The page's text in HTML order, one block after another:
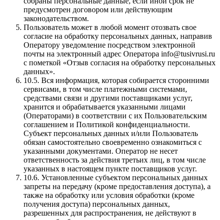
предусмотрен договором или действующим
законодательством.
Пользователь может в любой момент отозвать свое
согласие на обработку персональных данных, направив
Оператору уведомление посредством электронной
почты на электронный адрес Оператора info@tusivrusi.ru
с пометкой «Отзыв согласия на обработку персональных
данных».
10.5. Вся информация, которая собирается сторонними
сервисами, в том числе платежными системами,
средствами связи и другими поставщиками услуг,
хранится и обрабатывается указанными лицами
(Операторами) в соответствии с их Пользовательским
соглашением и Политикой конфиденциальности.
Субъект персональных данных и/или Пользователь
обязан самостоятельно своевременно ознакомиться с
указанными документами. Оператор не несет
ответственность за действия третьих лиц, в том числе
указанных в настоящем пункте поставщиков услуг.
10.6. Установленные субъектом персональных данных
запреты на передачу (кроме предоставления доступа), а
также на обработку или условия обработки (кроме
получения доступа) персональных данных,
разрешенных для распространения, не действуют в